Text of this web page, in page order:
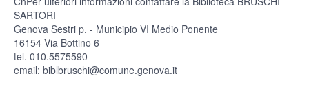
SARTORI
Genova Sestri p. - Municipio VI Medio Ponente
16154 Via Bottino 6
tel. 010.5575590
email: biblbruschi@comune.genova.it